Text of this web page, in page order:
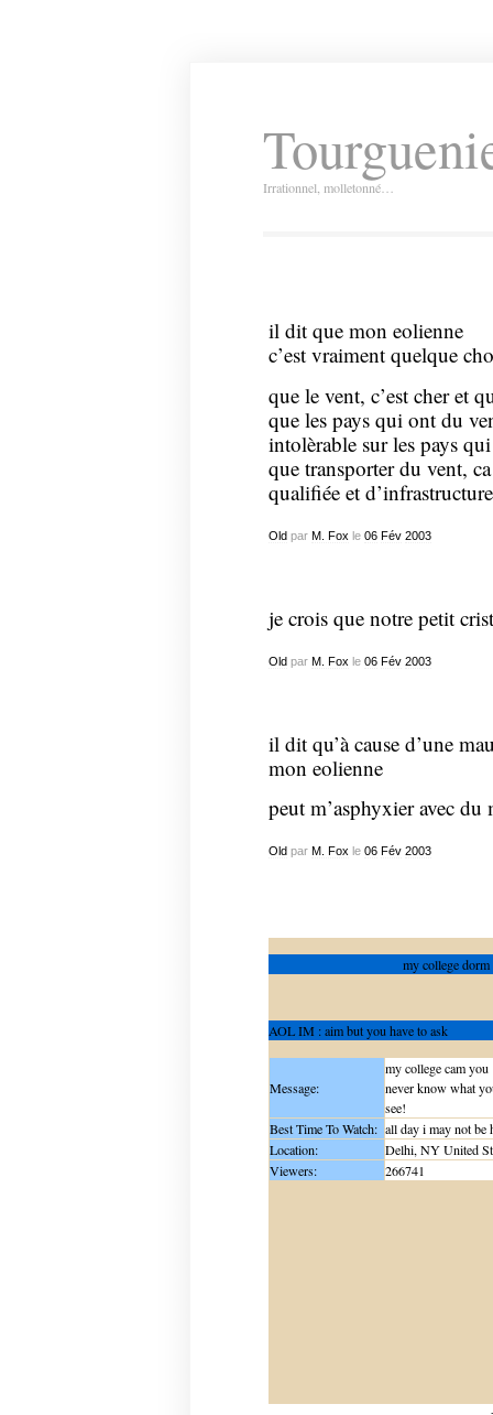
Irrationnel, molletonné…
il dit que mon eolienne
c’est vraiment quelque
que le vent, c’est cher et
que les pays qui ont du
intolèrable sur les pays
que transporter du vent,
qualifiée et
Old par M. Fox le 06 Fév 2003
je crois que notre petit
Oldpar M. Fox le 06 Fév 2003
il dit qu’à cause d’une
mon eolienne
peut m’asphyxier avec
Old par M. Fox le 06 Fév 2003
my college dorm
AOL IM : aim but you have to ask
Message:
my college cam you
never know what
see!
Best Time To Watch: all day i may not be
Location:
Delhi, NY United
Viewers:
266741